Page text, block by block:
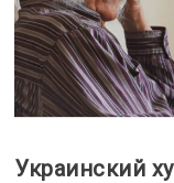
Украинский